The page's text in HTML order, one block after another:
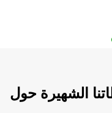
الشهيرة حول